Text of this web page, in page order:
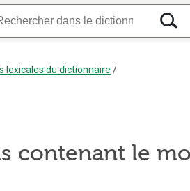
lexicales du dictionnaire /
contenant le